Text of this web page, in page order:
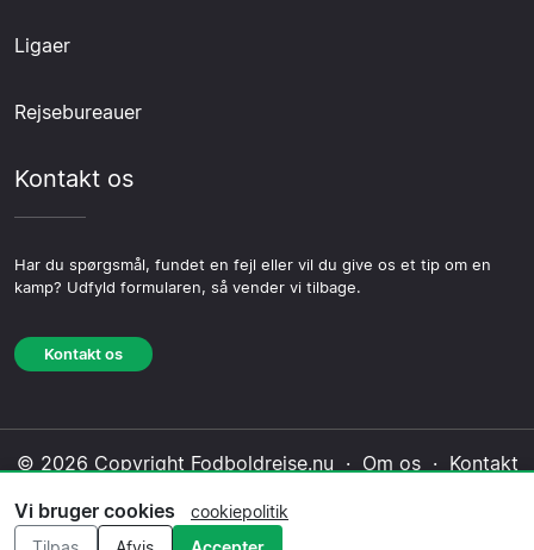
Ligaer
Rejsebureauer
Kontakt os
Har du spørgsmål, fundet en fejl eller vil du give os et tip om en
kamp? Udfyld formularen, så vender vi tilbage.
Kontakt os
© 2026 Copyright Fodboldrejse.nu · Om os· Kontakt
politik
Vi bruger cookies
cookiepolitik